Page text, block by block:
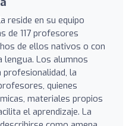
reside en su equipo
de 117 profesores
de ellos nativos o con
lengua. Los alumnos
la
quienes
materiales propios
el aprendizaje. La